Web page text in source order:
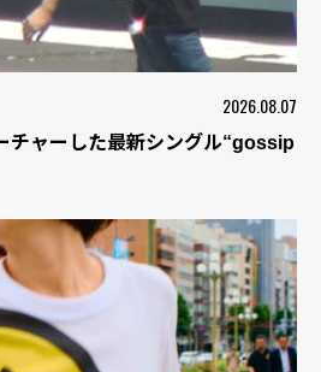
2026.08.07
チャーした最新シングル“gossip